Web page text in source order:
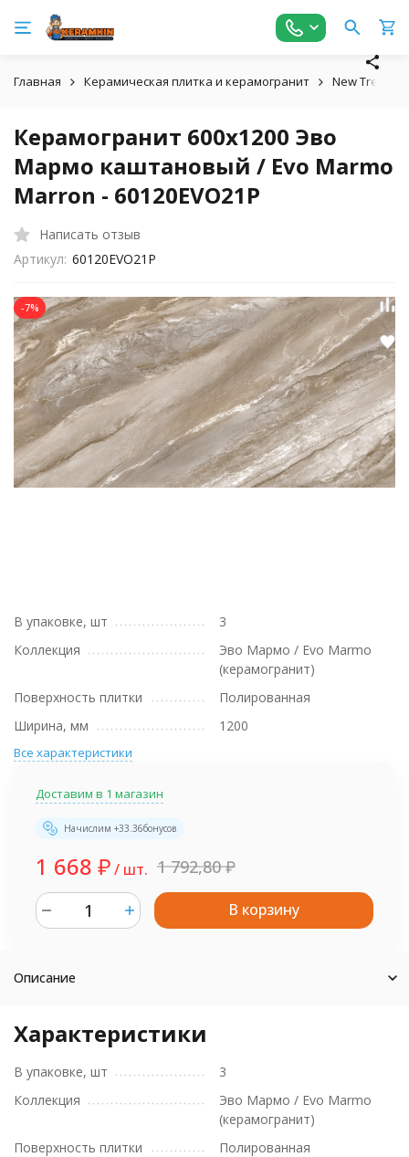
Главная Керамическая плитка и керамогранит New Trend
Керамогранит 600x1200 Эво
Мармо каштановый / Evo Marmo
Marron - 60120EVO21P
Написать отзыв
Артикул: 60120EVO21P
-7%
В упаковке, шт
3
Коллекция
Эво Мармо / Evo Marmo
(керамогранит)
Поверхность плитки
Полированная
Ширина, мм
1200
Все характеристики
Доставим в 1 магазин
Начислим +33.36бонусов
1 668 ₽/ шт. 1 792,80₽
В корзину
Описание
Характеристики
В упаковке, шт
3
Коллекция
Эво Мармо / Evo Marmo
(керамогранит)
Поверхность плитки
Полированная